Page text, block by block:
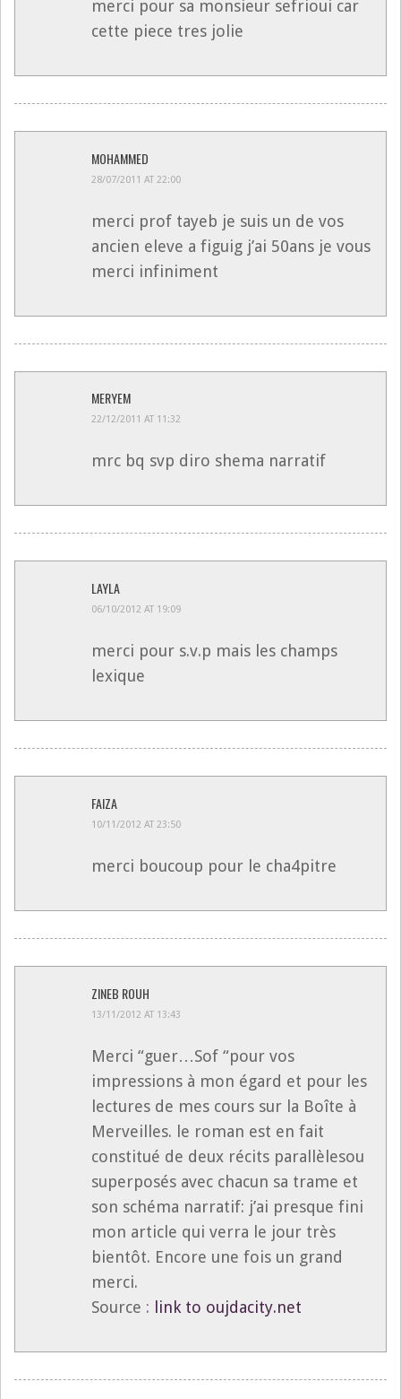
merci pour sa monsieur sefrioui car
cette piece tres jolie
MOHAMMED
28/07/2011 AT 22:00
merci prof tayeb je suis un de vos
ancien eleve a figuig j’ai 50ans je vous
merci infiniment
MERYEM
22/12/2011 AT 11:32
mrc bq svp diro shema narratif
LAYLA
06/10/2012 AT 19:09
merci pour s.v.p mais les champs
lexique
FAIZA
10/11/2012 AT 23:50
merci boucoup pour le cha4pitre
ZINEB ROUH
13/11/2012 AT 13:43
Merci “guer…Sof “pour vos
impressions à mon égard et pour les
lectures de mes cours sur la Boîte à
Merveilles. le roman est en fait
constitué de deux récits parallèlesou
superposés avec chacun sa trame et
son schéma narratif: j’ai presque fini
mon article qui verra le jour très
bientôt. Encore une fois un grand
merci.
Source : link to oujdacity.net